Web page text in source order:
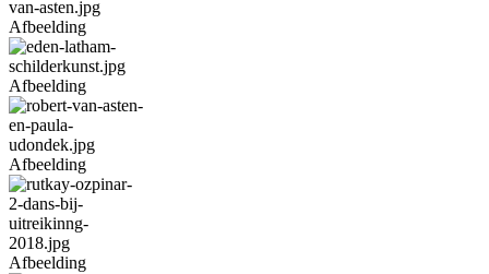
Afbeelding
Afbeelding
Afbeelding
Afbeelding